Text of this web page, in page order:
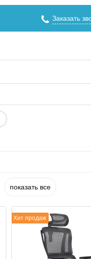
Заказать
показать все
Хит продаж